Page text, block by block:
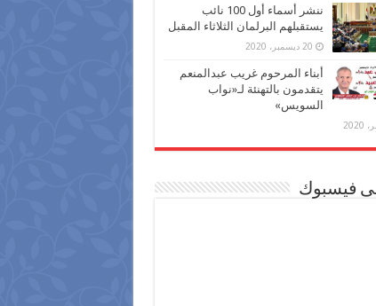
ننشر أسماء أول 100 نائب
يستقبلهم البرلمان الثلاثاء المقبل
20 ديسمبر، 2020
أبناء المرحوم غريب عبدالمنعم
يتقدمون بالتهنئة لـ«نواب
السويس»
فيسبوك